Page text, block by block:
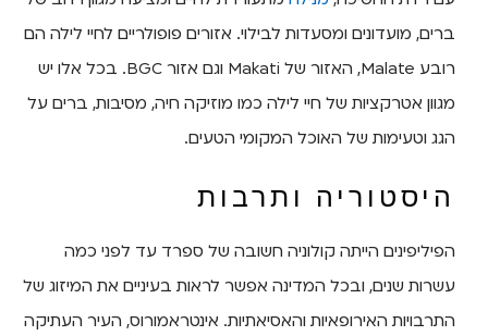
ברים, מועדונים ומסעדות לבילוי. אזורים פופולריים לחיי לילה הם
רובע Malate, האזור של Makati וגם אזור BGC. בכל אלו יש
מגוון אטרקציות של חיי לילה כמו מוזיקה חיה, מסיבות, ברים על
הגג וטעימות של האוכל המקומי הטעים.
היסטוריה ותרבות
הפיליפינים הייתה קולוניה חשובה של ספרד עד לפני כמה
עשרות שנים, ובכל המדינה אפשר לראות בעיניים את המיזוג של
התרבויות האירופאיות והאסיאתיות. אינטראמורוס, העיר העתיקה